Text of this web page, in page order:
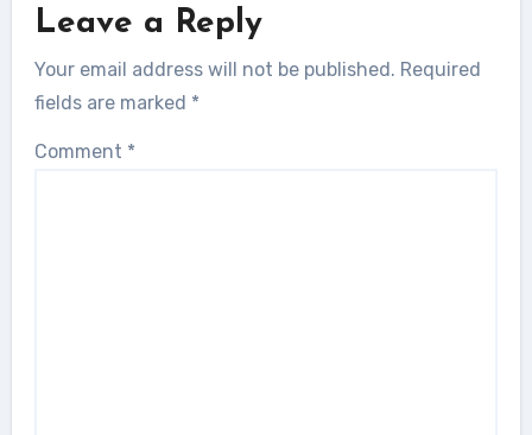
Leave a Reply
Your email address will not be published. Required
fields are marked *
Comment *